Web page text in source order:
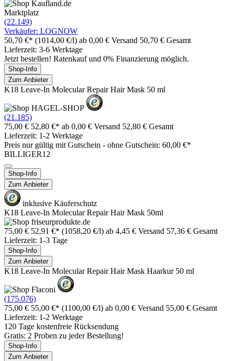
Marktplatz
(22.149)
Verkäufer: LOGNOW
50,70 €* (1014,00 €/l) ab 0,00 € Versand 50,70 € Gesamt
Lieferzeit: 3-6 Werktage
Jetzt bestellen! Ratenkauf und 0% Finanzierung möglich.
Shop-Info
Zum Anbieter
K18 Leave-In Molecular Repair Hair Mask 50 ml
(21.185)
75,00 € 52,80 €* ab 0,00 € Versand 52,80 € Gesamt
Lieferzeit: 1-2 Werk­ta­ge
Preis nur gültig mit Gutschein - ohne Gutschein: 60,00 €*
BILLIGER12
Shop-Info
Zum Anbieter
inklusive Käuferschutz
K18 Leave-In Molecular Repair Hair Mask 50ml
75,00 € 52,91 €* (1058,20 €/l) ab 4,45 € Versand 57,36 € Gesamt
Lieferzeit: 1-3 Tage
Shop-Info
Zum Anbieter
K18 Leave-In Molecular Repair Hair Mask Haarkur 50 ml
(175.076)
75,00 € 55,00 €* (1100,00 €/l) ab 0,00 € Versand 55,00 € Gesamt
Lieferzeit: 1-2 Werktage
120 Tage kostenfreie Rücksendung
Gratis: 2 Proben zu jeder Bestellung!
Shop-Info
Zum Anbieter